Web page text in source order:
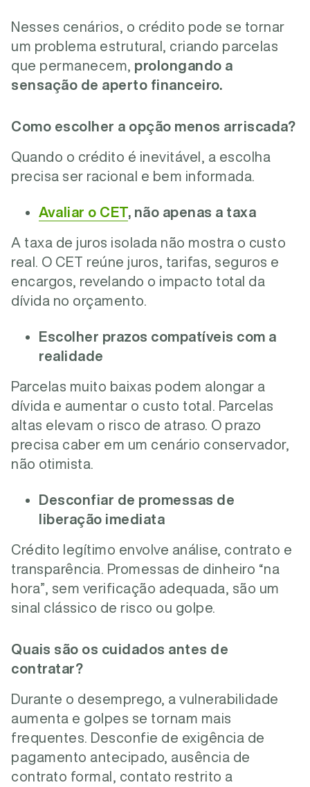
Nesses cenários, o crédito pode se tornar
um problema estrutural, criando parcelas
que permanecem, prolongando a
sensação de aperto financeiro.
Como escolher a opção menos arriscada?
Quando o crédito é inevitável, a escolha
precisa ser racional e bem informada.
Avaliar o CET, não apenas a taxa
A taxa de juros isolada não mostra o custo
real. O CET reúne juros, tarifas, seguros e
encargos, revelando o impacto total da
dívida no orçamento.
Escolher prazos compatíveis com a
realidade
Parcelas muito baixas podem alongar a
dívida e aumentar o custo total. Parcelas
altas elevam o risco de atraso. O prazo
precisa caber em um cenário conservador,
não otimista.
Desconfiar de promessas de
liberação imediata
Crédito legítimo envolve análise, contrato e
transparência. Promessas de dinheiro “na
hora”, sem verificação adequada, são um
sinal clássico de risco ou golpe.
Quais são os cuidados antes de
contratar?
Durante o desemprego, a vulnerabilidade
aumenta e golpes se tornam mais
frequentes. Desconfie de exigência de
pagamento antecipado, ausência de
contrato formal, contato restrito a